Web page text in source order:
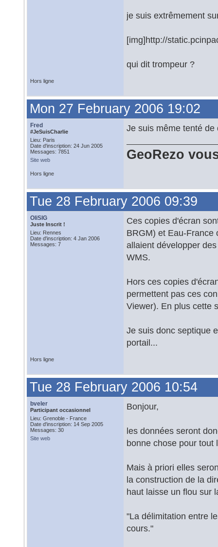
je suis extrêmement
[img]http://
qui dit trompeur ?
Hors ligne
Mon 27 February 2006 19:02
Fred
#JeSuisCharlie
Lieu: Paris
Date d'inscription: 24 Jun 2005
Messages: 7851
Site web
Je suis même tenté
GeoRezo
Hors ligne
Tue 28 February 2006 09:39
OliSIG
Juste Inscrit !
Lieu: Rennes
Date d'inscription: 4 Jan 2006
Messages: 7
Ces copies d'écran
BRGM) et Eau-France
allaient développer
WMS.
Hors ces copies
permettent pas ces
Viewer). En plus cette
Je suis donc septique
portail...
Hors ligne
Tue 28 February 2006 10:54
bveler
Participant occasionnel
Lieu: Grenoble - France
Date d'inscription: 14 Sep 2005
Messages: 30
Site web
Bonjour,
les données seront
bonne chose pour tout
Mais à priori elles
la construction de la
haut laisse un flou sur
"La délimitation entre
cours."